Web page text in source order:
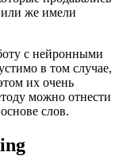
или же имели
с нейронными
в том случае,
их очень
можно отнести
слов.